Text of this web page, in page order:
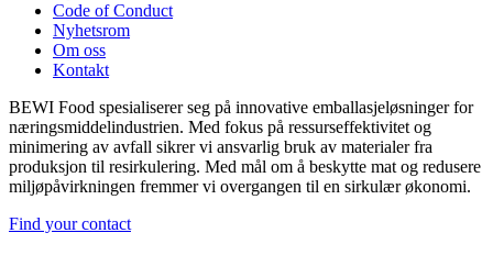
Code of Conduct
Nyhetsrom
Om oss
Kontakt
BEWI Food spesialiserer seg på innovative emballasjeløsninger for
næringsmiddelindustrien. Med fokus på ressurseffektivitet og
minimering av avfall sikrer vi ansvarlig bruk av materialer fra
produksjon til resirkulering. Med mål om å beskytte mat og redusere
miljøpåvirkningen fremmer vi overgangen til en sirkulær økonomi.
Find your contact